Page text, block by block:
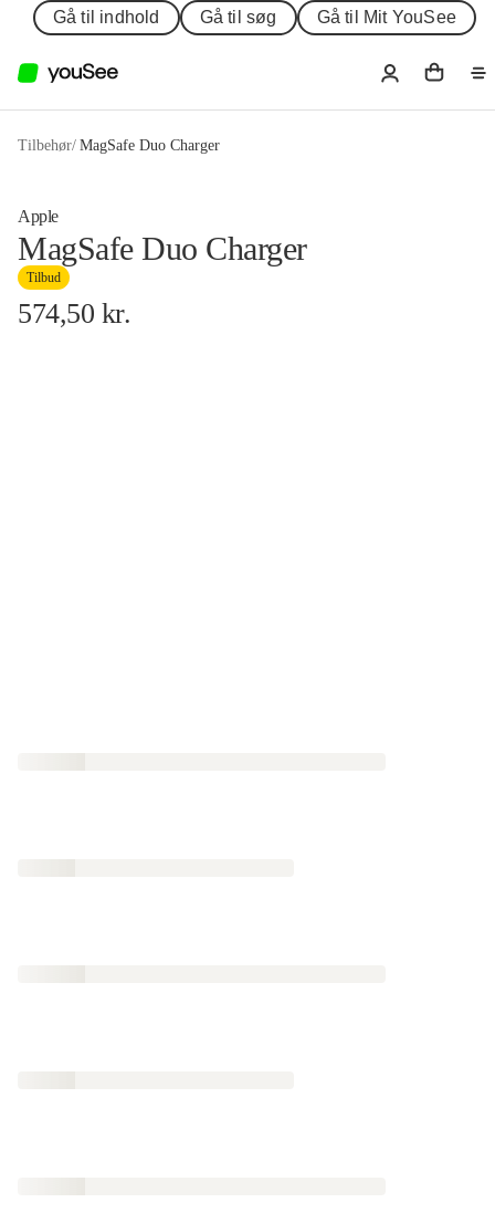
Gå til indhold Gå til søg Gå til Mit YouSee
Tilbehør/ MagSafe Duo Charger
Apple
MagSafe Duo Charger
Tilbud
574,50 kr.